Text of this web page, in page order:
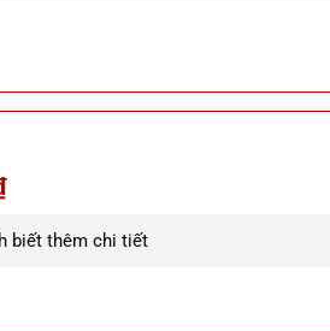
biết thêm chi tiết